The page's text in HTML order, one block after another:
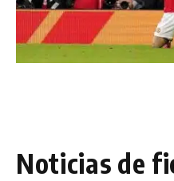
Noticias de